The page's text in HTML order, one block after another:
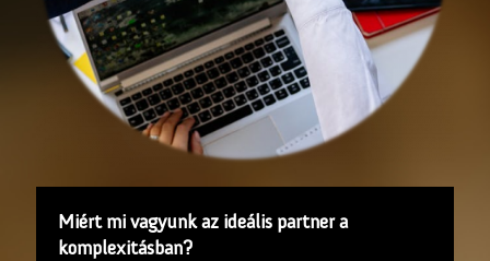
Miért mi vagyunk az ideális partner a
komplexitásban?